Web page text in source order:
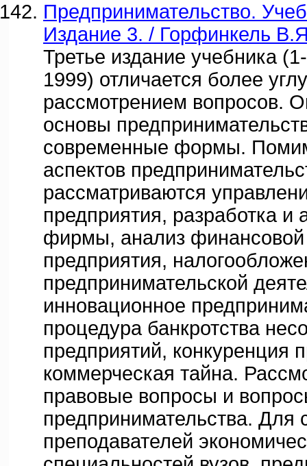
Предпринимательство.
Издание 3. / Горфинкель
Третье издание учебника
1999) отличается более
рассмотрением вопросов.
основы
современные формы.
аспектов
рассматриваются
предприятия, разработка и
фирмы, анализ финансовой
предприятия,
предпринимательской
инновационное
процедура банкротства
предприятий, конкуренция
коммерческая тайна.
правовые вопросы и
предпринимательства. Для
преподавателей